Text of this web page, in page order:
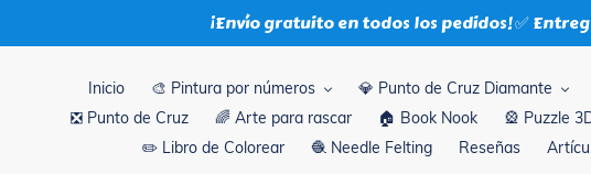
¡Envío gratuito en todos los pedidos! ✅
Inicio 🎨 Pintura por números 💎 Punto de Cruz Diamante
❎ Punto de Cruz
🌈 Arte para rascar 🏠 Book Nook 🎡 Puzzle
✏️ Libro de Colorear
🧶 Needle Felting Reseñas